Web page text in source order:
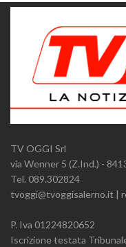
TV OGGI Srl
via Wenner 5 (Z.Ind.) -
Tel. 089.302824
tvoggi@tvoggisalerno.it |
P. Iva 01224820652
Iscrizione testata